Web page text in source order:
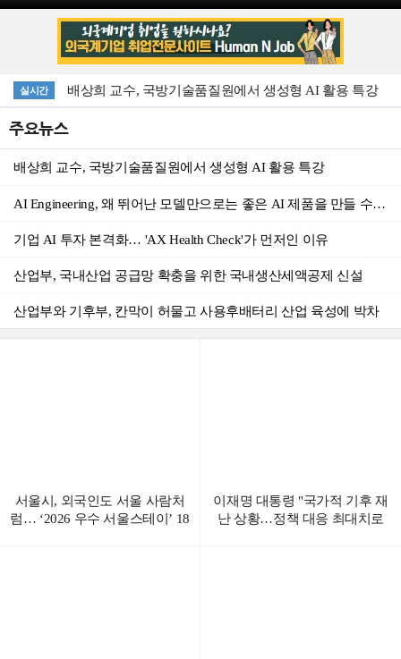
실시간 배상희 교수, 국방기술품질원에서 생성형 AI 활용 특강
'서울의 트렌디한 일상을 담은 축제'…뷰티풀라이프인서울(BLS) 6일 예약 시작
주요뉴스
배상희 교수, 국방기술품질원에서 생성형 AI 활용 특강
AI Engineering, 왜 뛰어난 모델만으로는 좋은 AI 제품을 만들 수 없는가
기업 AI 투자 본격화… 'AX Health Check'가 먼저인 이유
산업부, 국내산업 공급망 확충을 위한 국내생산세액공제 신설
산업부와 기후부, 칸막이 허물고 사용후배터리 산업 육성에 박차
서울시, 외국인도 서울 사람처
럼… ‘2026 우수 서울스테이’ 18
이재명 대통령 "국가적 기후 재
난 상황…정책 대응 최대치로